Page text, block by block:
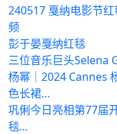
240517 戛纳电影节
频
彭于晏戛纳红毯
三位音乐巨头Selena
杨幂｜2024 Cannes
色长裙…
巩俐今日亮相第77届
毯…